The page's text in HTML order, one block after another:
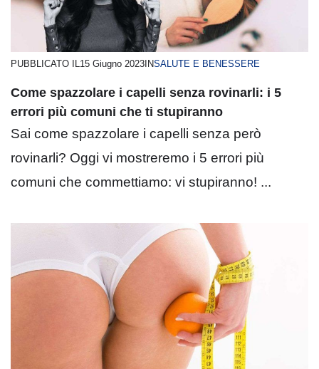
PUBBLICATO IL 15 Giugno 2023 INSALUTE E BENESSERE
Come spazzolare i capelli senza rovinarli: i 5
errori più comuni che ti stupiranno
Sai come spazzolare i capelli senza però
rovinarli? Oggi vi mostreremo i 5 errori più
comuni che commettiamo: vi stupiranno! ...